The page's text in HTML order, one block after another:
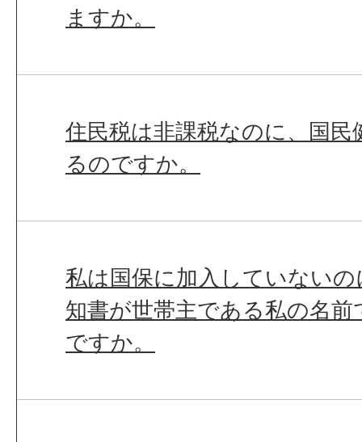
ますか。
住民税は非課税なのに、国民
るのですか。
私は国保に加入していない
知書が世帯主である私の名
ですか。